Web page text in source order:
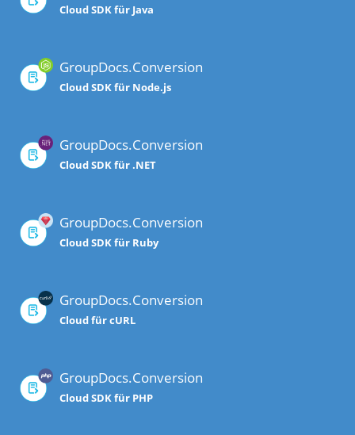
Cloud SDK für Java
GroupDocs.Conversion
Cloud SDK für Node.js
GroupDocs.Conversion
Cloud SDK für .NET
GroupDocs.Conversion
Cloud SDK für Ruby
GroupDocs.Conversion
Cloud für cURL
GroupDocs.Conversion
Cloud SDK für PHP